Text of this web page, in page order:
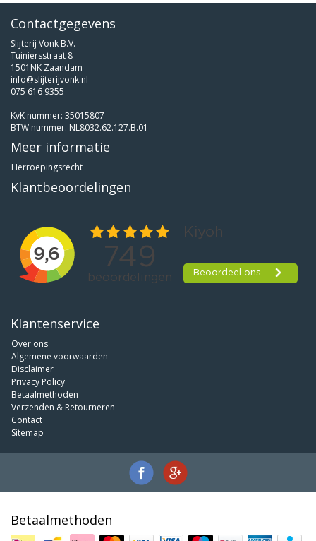
Contactgegevens
Slijterij Vonk B.V.
Tuiniersstraat 8
1501NK Zaandam
info@slijterijvonk.nl
075 616 9355
KvK nummer: 35015807
BTW nummer: NL8032.62.127.B.01
Meer informatie
Herroepingsrecht
Klantbeoordelingen
Klantenservice
Over ons
Algemene voorwaarden
Disclaimer
Privacy Policy
Betaalmethoden
Verzenden & Retourneren
Contact
Sitemap
Betaalmethoden